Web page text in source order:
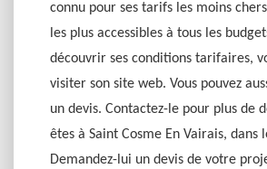
connu pour ses tarifs les moins
les plus accessibles à tous les
découvrir ses conditions tarifaires,
visiter son site web. Vous pouvez
un devis. Contactez-le pour plus de
êtes à Saint Cosme En Vairais, dans
Demandez-lui un devis de votre